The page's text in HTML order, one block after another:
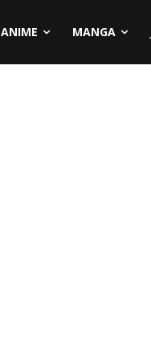
ANIME MANGA